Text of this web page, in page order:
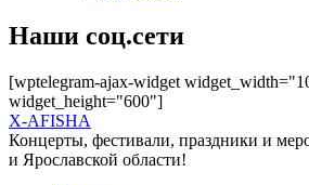
Наши соц.сети
[wptelegram-ajax-widget
widget_height="600"]
X-AFISHA
Концерты, фестивали, праздники и
и Ярославской области!